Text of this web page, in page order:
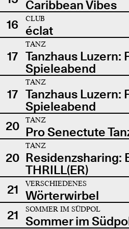
Caribbean Vibes
16
CLUB
éclat
17
TANZ
Tanzhaus Luzern:
Spieleabend
17
TANZ
Tanzhaus Luzern:
Spieleabend
20
TANZ
Pro Senectute
20
TANZ
Residenzsharing:
THRILL(ER)
21
VERSCHIEDENES
Wörterwirbel
21
SOMMER IM SÜDPOL
Sommer im